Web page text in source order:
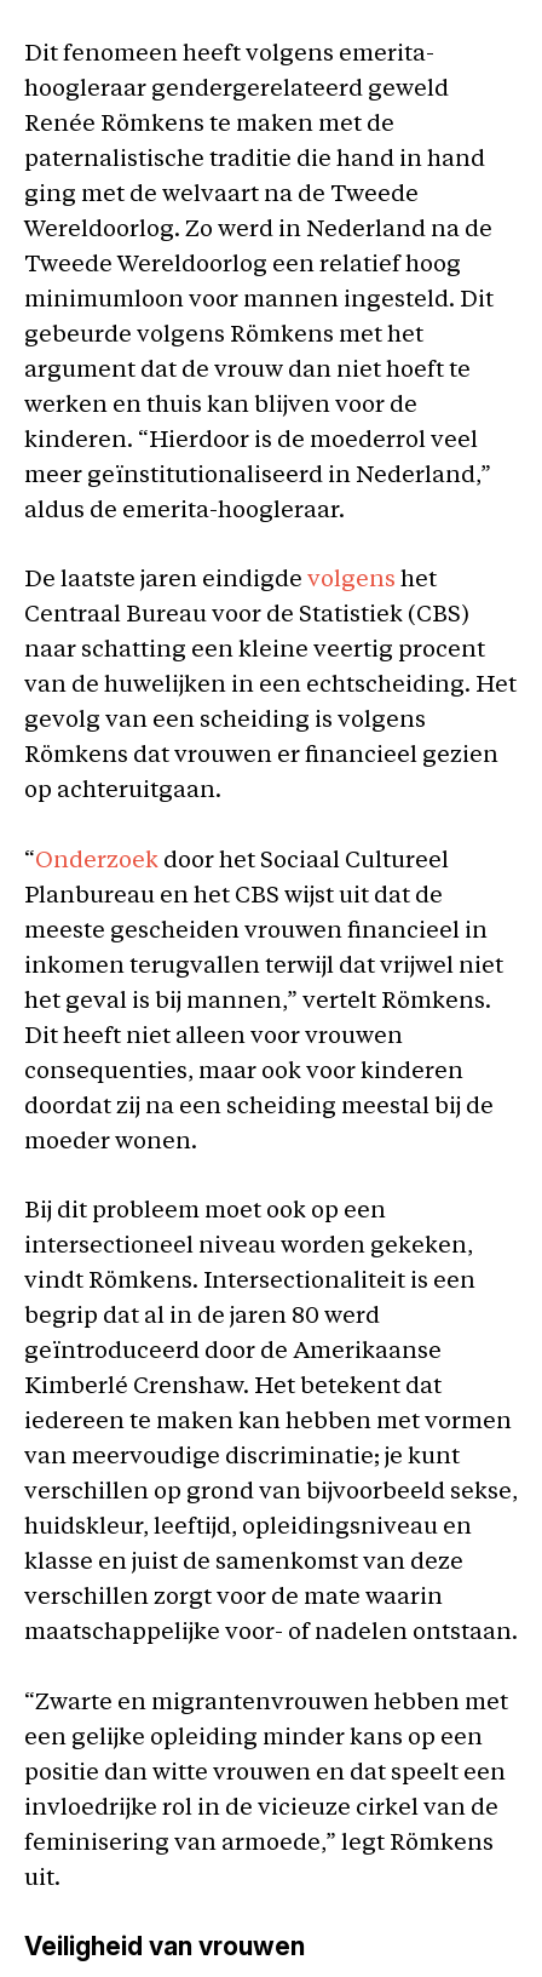
Dit fenomeen heeft volgens emerita-
hoogleraar gendergerelateerd geweld
Renée Römkens te maken met de
paternalistische traditie die hand in hand
ging met de welvaart na de Tweede
Wereldoorlog. Zo werd in Nederland na de
Tweede Wereldoorlog een relatief hoog
minimumloon voor mannen ingesteld. Dit
gebeurde volgens Römkens met het
argument dat de vrouw dan niet hoeft te
werken en thuis kan blijven voor de
kinderen. “Hierdoor is de moederrol veel
meer geïnstitutionaliseerd in Nederland,”
aldus de emerita-hoogleraar.
De laatste jaren eindigde volgens het
Centraal Bureau voor de Statistiek (CBS)
naar schatting een kleine veertig procent
van de huwelijken in een echtscheiding. Het
gevolg van een scheiding is volgens
Römkens dat vrouwen er financieel gezien
op achteruitgaan.
“Onderzoek door het Sociaal Cultureel
Planbureau en het CBS wijst uit dat de
meeste gescheiden vrouwen financieel in
inkomen terugvallen terwijl dat vrijwel niet
het geval is bij mannen,” vertelt Römkens.
Dit heeft niet alleen voor vrouwen
consequenties, maar ook voor kinderen
doordat zij na een scheiding meestal bij de
moeder wonen.
Bij dit probleem moet ook op een
intersectioneel niveau worden gekeken,
vindt Römkens. Intersectionaliteit is een
begrip dat al in de jaren 80 werd
geïntroduceerd door de Amerikaanse
Kimberlé Crenshaw. Het betekent dat
iedereen te maken kan hebben met vormen
van meervoudige discriminatie; je kunt
verschillen op grond van bijvoorbeeld sekse,
huidskleur, leeftijd, opleidingsniveau en
klasse en juist de samenkomst van deze
verschillen zorgt voor de mate waarin
maatschappelijke voor- of nadelen ontstaan.
“Zwarte en migrantenvrouwen hebben met
een gelijke opleiding minder kans op een
positie dan witte vrouwen en dat speelt een
invloedrijke rol in de vicieuze cirkel van de
feminisering van armoede,” legt Römkens
uit.
Veiligheid van vrouwen